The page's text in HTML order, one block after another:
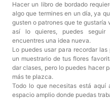
Diseños
Para
Bordar
Distribuidores
Hacer un libro de bordado
algo que termines en un día, ya
gusten o patrones que te gustaría
así lo quieres, puedes seguir
encuentres una idea nueva.
Lo puedes usar para recordar
un muestrario de tus flores
dar clases, pero lo puedes hacer
más te plazca.
Todo lo que necesitas está aquí
espacio amplio donde puedas